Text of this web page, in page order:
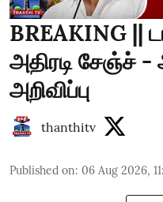
BREAKING ||
அதிரடி சேஞ்ச்
அறிவிப்பு
thanthitv
Published on: 06 Aug 2026,